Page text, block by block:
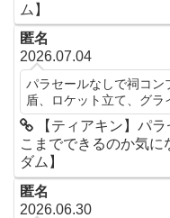
ム】
匿名
2026.07.04
パラセールなしで祠コ
盾、ロケット立て、グラ
【ティアキン】パ
こまでできるのか気
ダム】
匿名
2026.06.30